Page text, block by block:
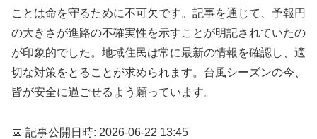
ことは命を守るために不可欠です。記事を通じて、予報円
の大きさが進路の不確実性を示すことが明記されていたの
が印象的でした。地域住民は常に最新の情報を確認し、適
切な対策をとることが求められます。台風シーズンの今、
皆が安全に過ごせるよう願っています。
📅 記事公開日時: 2026-06-22 13:45